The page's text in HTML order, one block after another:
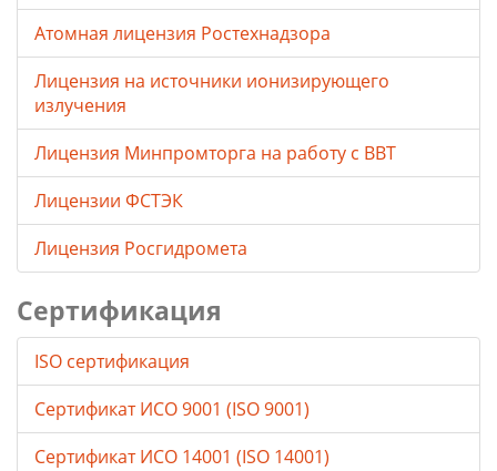
Атомная лицензия Ростехнадзора
Лицензия на источники ионизирующего
излучения
Лицензия Минпромторга на работу с ВВТ
Лицензии ФСТЭК
Лицензия Росгидромета
Сертификация
ISO сертификация
Сертификат ИСО 9001 (ISO 9001)
Сертификат ИСО 14001 (ISO 14001)